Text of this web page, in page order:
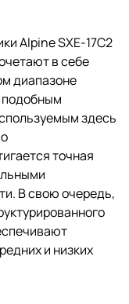
Alpine SXE-17C2
в себе
диапазоне
подобным
здесь
точная
В свою очередь,
и низких